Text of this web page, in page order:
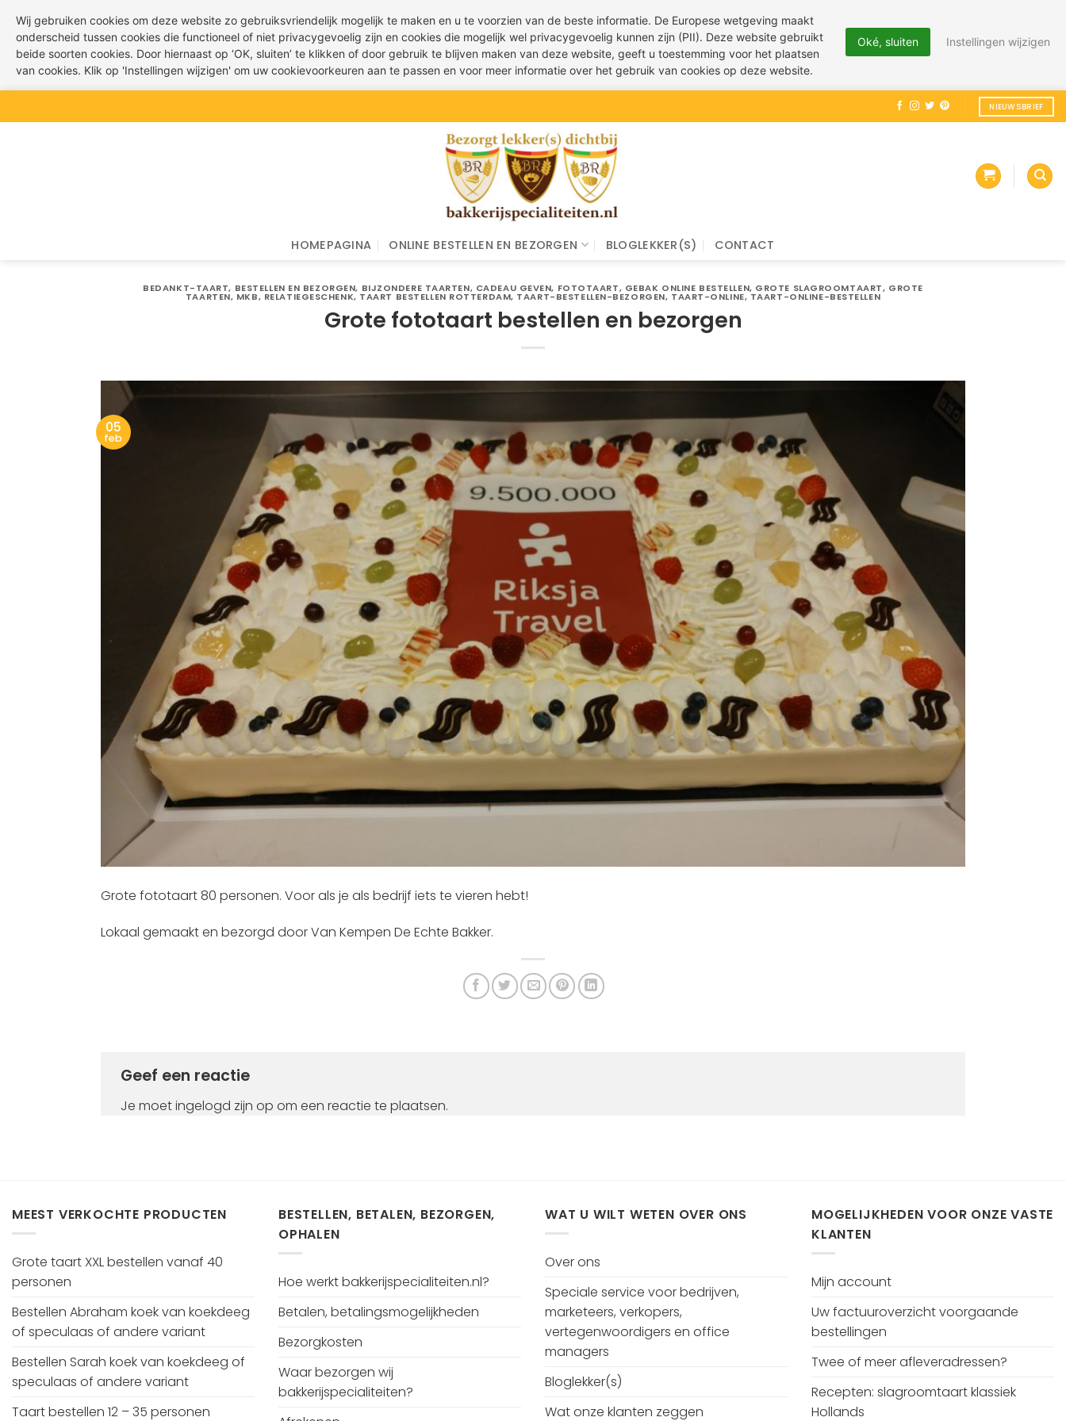
naar
NIEUWSBRIEF
HOMEPAGINA ONLINE BESTELLEN EN BEZORGEN BLOGLEKKER(S) CONTACT
BEDANKT-TAART, BESTELLEN EN BEZORGEN, BIJZONDERE TAARTEN, CADEAU GEVEN, FOTOTAART, GEBAK ONLINE BESTELLEN, GROTE SLAGROOMTAART, GROTE
TAARTEN, MKB, RELATIEGESCHENK, TAART BESTELLEN ROTTERDAM, TAART-BESTELLEN-BEZORGEN, TAART-ONLINE, TAART-ONLINE-BESTELLEN
Grote fototaart bestellen en bezorgen
05
feb
Grote fototaart 80 personen. Voor als je als bedrijf iets te vieren hebt!
Lokaal gemaakt en bezorgd door Van Kempen De Echte Bakker.
Geef een reactie
Je moetingelogd zijn op om een reactie te plaatsen.
MEEST VERKOCHTE PRODUCTEN
Grote taart XXL bestellen vanaf 40
personen
Bestellen Abraham koek van koekdeeg
of speculaas of andere variant
Bestellen Sarah koek van koekdeeg of
speculaas of andere variant
Taart bestellen 12 – 35 personen
BESTELLEN, BETALEN, BEZORGEN,
OPHALEN
Hoe werkt bakkerijspecialiteiten.nl?
Betalen, betalingsmogelijkheden
Bezorgkosten
Waar bezorgen wij
bakkerijspecialiteiten?
WAT U WILT WETEN OVER ONS
Over ons
Speciale service voor bedrijven,
marketeers, verkopers,
vertegenwoordigers en office
managers
Bloglekker(s)
Wat onze klanten zeggen
MOGELIJKHEDEN VOOR ONZE VASTE
KLANTEN
Mijn account
Uw factuuroverzicht voorgaande
bestellingen
Twee of meer afleveradressen?
Recepten: slagroomtaart klassiek
Hollands
Wij gebruiken cookies om deze website zo gebruiksvriendelijk mogelijk te maken en u te voorzien van de beste informatie. De Europese wetgeving maakt
onderscheid tussen cookies die functioneel of niet privacygevoelig zijn en cookies die mogelijk wel privacygevoelig kunnen zijn (PII). Deze website gebruikt
beide soorten cookies. Door hiernaast op ‘OK, sluiten’ te klikken of door gebruik te blijven maken van deze website, geeft u toestemming voor het plaatsen
van cookies. Klik op 'Instellingen wijzigen' om uw cookievoorkeuren aan te passen en voor meer informatie over het gebruik van cookies op deze website.
Oké, sluiten Instellingen wijzigen